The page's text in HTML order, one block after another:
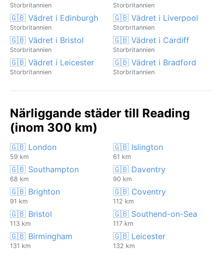
Storbritannien Storbritannien
🇬🇧 Vädret i Edinburgh
Storbritannien
🇬🇧 Vädret i Liverpool
Storbritannien
🇬🇧 Vädret i Bristol
Storbritannien
🇬🇧 Vädret i Cardiff
Storbritannien
🇬🇧 Vädret i Leicester
Storbritannien
🇬🇧 Vädret i Bradford
Storbritannien
Närliggande städer till Reading
(inom 300 km)
🇬🇧 London
59 km
🇬🇧 Islington
61 km
🇬🇧 Southampton
68 km
🇬🇧 Daventry
90 km
🇬🇧 Brighton
91 km
🇬🇧 Coventry
112 km
🇬🇧 Bristol
113 km
🇬🇧 Southend-on-Sea
117 km
🇬🇧 Birmingham
131 km
🇬🇧 Leicester
132 km